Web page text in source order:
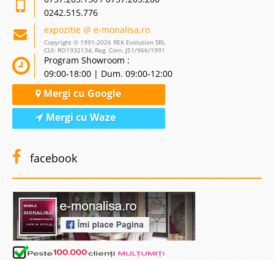
0242.515.776
expozitie @ e-monalisa.ro
Copyright © 1991-2026 REK Evolution SRL
CUI: RO1932134, Reg. Com. J51/966/1991
Program Showroom :
09:00-18:00 | Dum. 09:00-12:00
Mergi cu Google
Mergi cu Waze
facebook